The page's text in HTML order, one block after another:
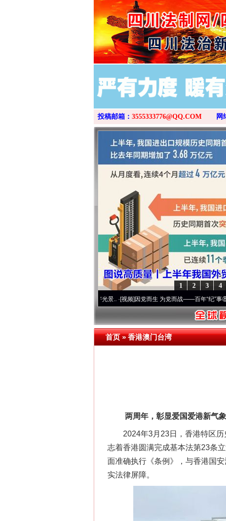
投稿邮箱： 3555333776@QQ.COM 网
4
3
2
1
·[视频]因党而生 为党而战——百年“纪”事⑧加强纪律..
首页»香港澳门台湾
两周年，彰显爱国爱港新气象
2024年3月23日，香港特区历
志着香港圆满完成基本法第23条
面准确执行《条例》，与香港国安
实法律屏障。